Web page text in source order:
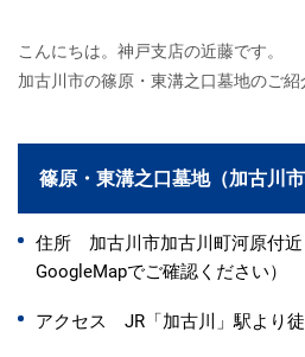
こんにちは。神戸支店の近藤です。
加古川市の篠原・東溝之口墓地のご紹
篠原・東溝之口墓地（加古川
住所 加古川市加古川町河原付近
GoogleMapでご確認ください）
アクセス JR「加古川」駅より